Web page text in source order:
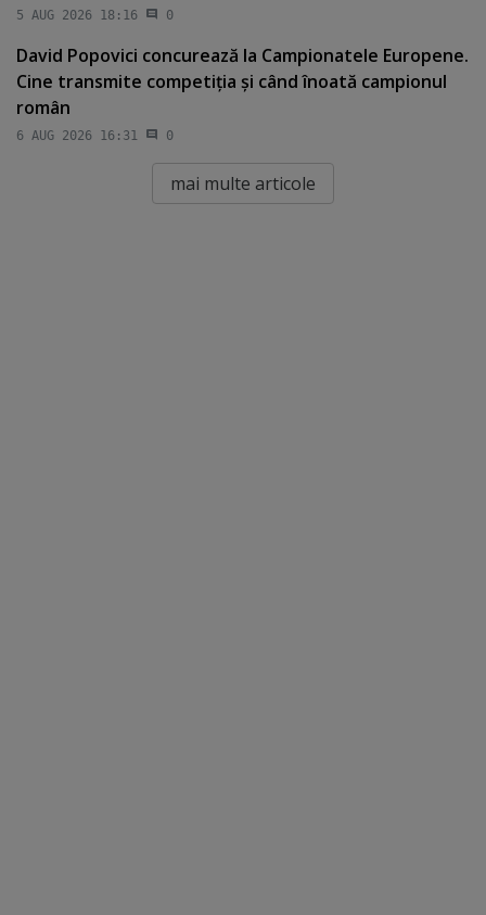
5 AUG 2026 18:16 0
David Popovici concurează la Campionatele Europene.
Cine transmite competiţia şi când înoată campionul
român
6 AUG 2026 16:31 0
mai multe articole